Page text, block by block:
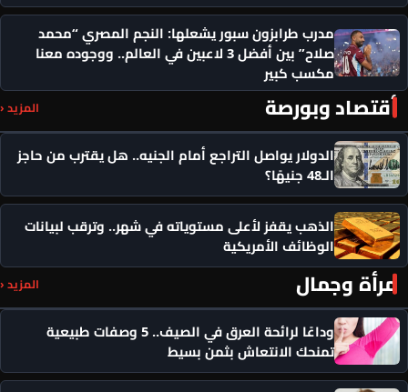
مدرب طرابزون سبور يشعلها: النجم المصري “محمد
صلاح” بين أفضل 3 لاعبين في العالم.. ووجوده معنا
مكسب كبير
أقتصاد وبورصة المزيد ‹
الدولار يواصل التراجع أمام الجنيه.. هل يقترب من حاجز
الـ48 جنيهًا؟
الذهب يقفز لأعلى مستوياته في شهر.. وترقب لبيانات
الوظائف الأمريكية
مرأة وجمال المزيد ‹
وداعًا لرائحة العرق في الصيف.. 5 وصفات طبيعية
تمنحك الانتعاش بثمن بسيط